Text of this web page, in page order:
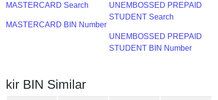
/
Validator
MASTERCARD Search
MASTERCARD BIN Number
UNEMBOSSED PREPAID
STUDENT Search
UNEMBOSSED PREPAID
STUDENT BIN Number
kir BIN Similar